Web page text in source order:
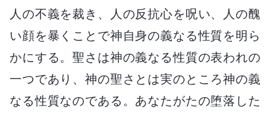
人の不義を裁き、人の反抗心を呪い、人の醜
い顔を暴くことで神自身の義なる性質を明ら
かにする。聖さは神の義なる性質の表われの
一つであり、神の聖さとは実のところ神の義
なる性質なのである。あなたがたの堕落した